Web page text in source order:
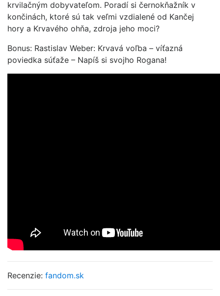
krvilačným dobyvateľom. Poradí si černokňažník v
končinách, ktoré sú tak veľmi vzdialené od Kančej
hory a Krvavého ohňa, zdroja jeho moci?
Bonus: Rastislav Weber: Krvavá voľba – víťazná
poviedka súťaže – Napíš si svojho Rogana!
Recenzie: fandom.sk